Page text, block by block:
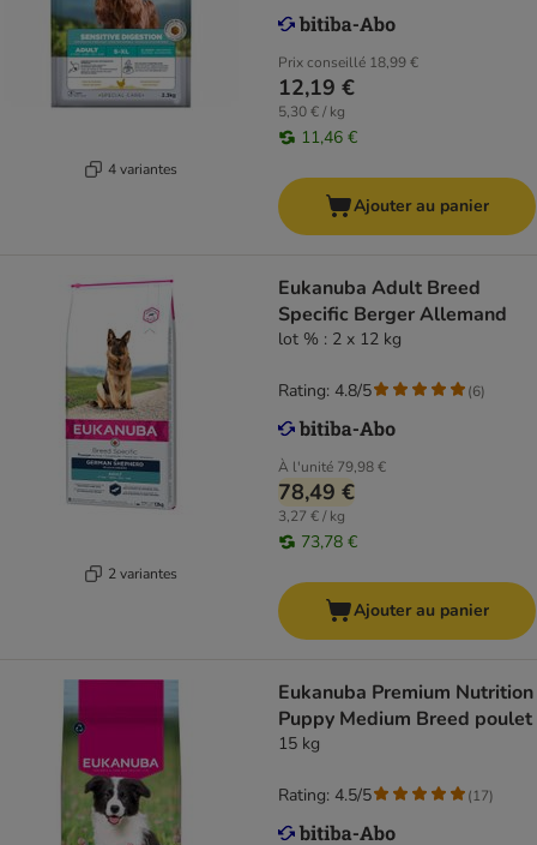
4 variantes
Prix conseillé 18,99 €
12,19 €
5,30 € / kg
11,46 €
Ajouter au panier
2 variantes
Eukanuba Adult Breed
Specific Berger Allemand
lot % : 2 x 12 kg
À l'unité 79,98 €
78,49 €
3,27 € / kg
73,78 €
Rating: 4.8/5 (6)
Ajouter au panier
Eukanuba Premium Nutrition
Puppy Medium Breed poulet
15 kg
Rating: 4.5/5 (17)